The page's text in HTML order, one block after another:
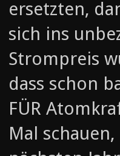
ersetzten,
sich ins
Strompreis
dass schon
FÜR
Mal